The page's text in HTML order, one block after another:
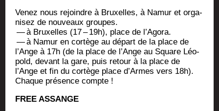
Venez nous rejoindre à Bruxelles, à Namur et orga­
ni­sez de nou­veaux groupes.
— à Bruxelles (17 – 19h), place de l’Agora.
— à Namur en cor­tège au départ de la place de
l’Ange à 17h (de la place de l’Ange au Square Léo­
pold, devant la gare, puis retour à la place de
l’Ange et fin du cor­tège place d’Armes vers 18h).
Chaque pré­sence compte !
FREE ASSANGE